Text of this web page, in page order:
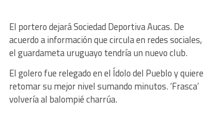
El portero dejará Sociedad Deportiva Aucas. De
acuerdo a información que circula en redes sociales,
el guardameta uruguayo tendría un nuevo club.
El golero fue relegado en el Ídolo del Pueblo y quiere
retomar su mejor nivel sumando minutos. ‘Frasca’
volvería al balompié charrúa.